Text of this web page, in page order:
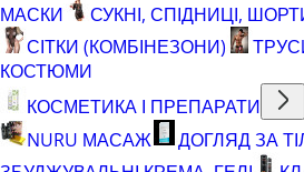
МАСКИ
СУКНІ, СПІДНИЦІ,
СІТКИ (КОМБІНЕЗОНИ)
КОСТЮМИ
КОСМЕТИКА І ПРЕПАРАТИ
NURU МАСАЖ
ДОГЛЯД ЗА